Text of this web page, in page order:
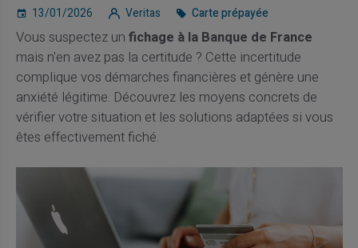
13/01/2026 Veritas Carte prépayée
Vous suspectez un fichage à la Banque de France
mais n'en avez pas la certitude ? Cette incertitude
complique vos démarches financières et génère une
anxiété légitime. Découvrez les moyens concrets de
vérifier votre situation et les solutions adaptées si vous
êtes effectivement fiché.